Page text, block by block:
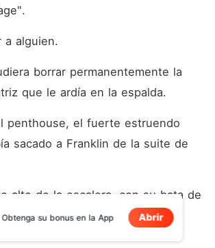
a alguien.
borrar permanentemente la
que le ardía en la espalda.
penthouse, el fuerte estruendo
sacado a Franklin de la suite de
alto de la escalera, con su bata de
atada y el rostro como una
furia.
Obtenga su bonus en la App Abrir